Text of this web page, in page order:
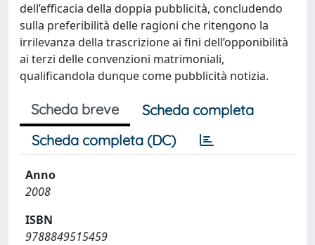
dell’efficacia della doppia pubblicità, concludendo
sulla preferibilità delle ragioni che ritengono la
irrilevanza della trascrizione ai fini dell’opponibilità
ai terzi delle convenzioni matrimoniali,
qualificandola dunque come pubblicità notizia.
Scheda breve
Scheda completa
Scheda completa (DC)
Anno
2008
ISBN
9788849515459